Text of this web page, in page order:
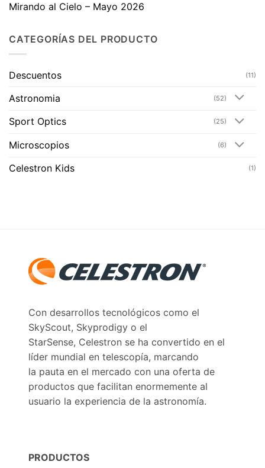
Mirando al Cielo – Mayo 2026
CATEGORÍAS DEL PRODUCTO
Descuentos (11)
Astronomia (52)
Sport Optics (25)
Microscopios (6)
Celestron Kids (1)
Con desarrollos tecnológicos como el
SkyScout, Skyprodigy o el
StarSense, Celestron se ha convertido en el
líder mundial en telescopía, marcando
la pauta en el mercado con una oferta de
productos que facilitan enormemente al
usuario la experiencia de la astronomía.
PRODUCTOS